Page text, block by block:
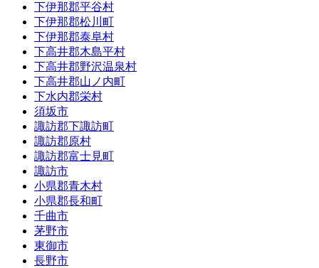
下伊那郡平谷村
下伊那郡松川町
下伊那郡泰阜村
下高井郡木島平村
下高井郡野沢温泉村
下高井郡山ノ内町
下水内郡栄村
須坂市
諏訪郡下諏訪町
諏訪郡原村
諏訪郡富士見町
諏訪市
小県郡青木村
小県郡長和町
千曲市
茅野市
東御市
長野市